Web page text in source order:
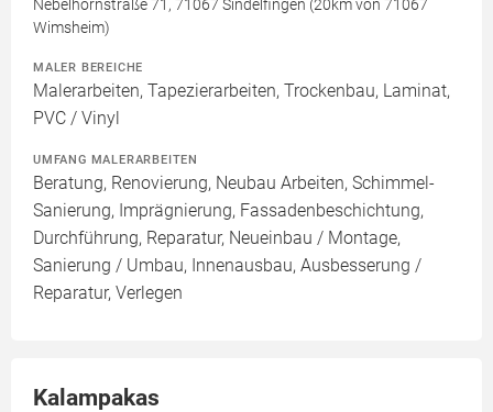
Nebelhornstraße 71, 71067 Sindelfingen (20km von 71067
Wimsheim)
MALER BEREICHE
Malerarbeiten, Tapezierarbeiten, Trockenbau, Laminat,
PVC / Vinyl
UMFANG MALERARBEITEN
Beratung, Renovierung, Neubau Arbeiten, Schimmel-
Sanierung, Imprägnierung, Fassadenbeschichtung,
Durchführung, Reparatur, Neueinbau / Montage,
Sanierung / Umbau, Innenausbau, Ausbesserung /
Reparatur, Verlegen
Kalampakas